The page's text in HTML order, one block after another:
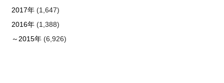
2017年(1,647)
2016年(1,388)
～2015年(6,926)